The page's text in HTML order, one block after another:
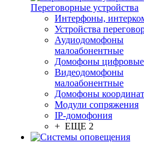
Переговорные устройства
Интерфоны,
Устройства
Аудиодомофоны
малоабонентные
Домофоны цифровые
Видеодомофоны
малоабонентные
Домофоны
Модули сопряжения
IP-домофония
+ ЕЩЕ 2